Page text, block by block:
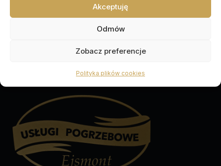
Akceptuję
Odmów
Zobacz preferencje
Polityka plików cookies
Napędzane przez technologię